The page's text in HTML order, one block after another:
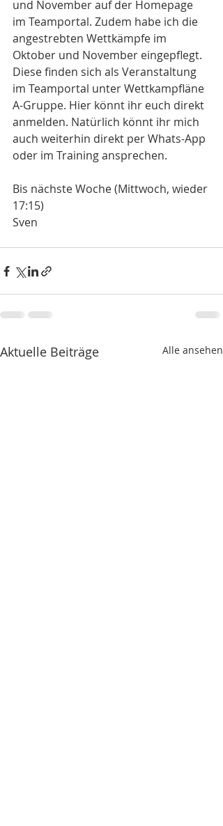
und November auf der Homepage
im Teamportal. Zudem habe ich die
angestrebten Wettkämpfe im
Oktober und November eingepflegt.
Diese finden sich als Veranstaltung
im Teamportal unter Wettkampfläne
A-Gruppe. Hier könnt ihr euch direkt
anmelden. Natürlich könnt ihr mich
auch weiterhin direkt per Whats-App
oder im Training ansprechen.
Bis nächste Woche (Mittwoch, wieder
17:15)
Sven
Aktuelle Beiträge Alle ansehen